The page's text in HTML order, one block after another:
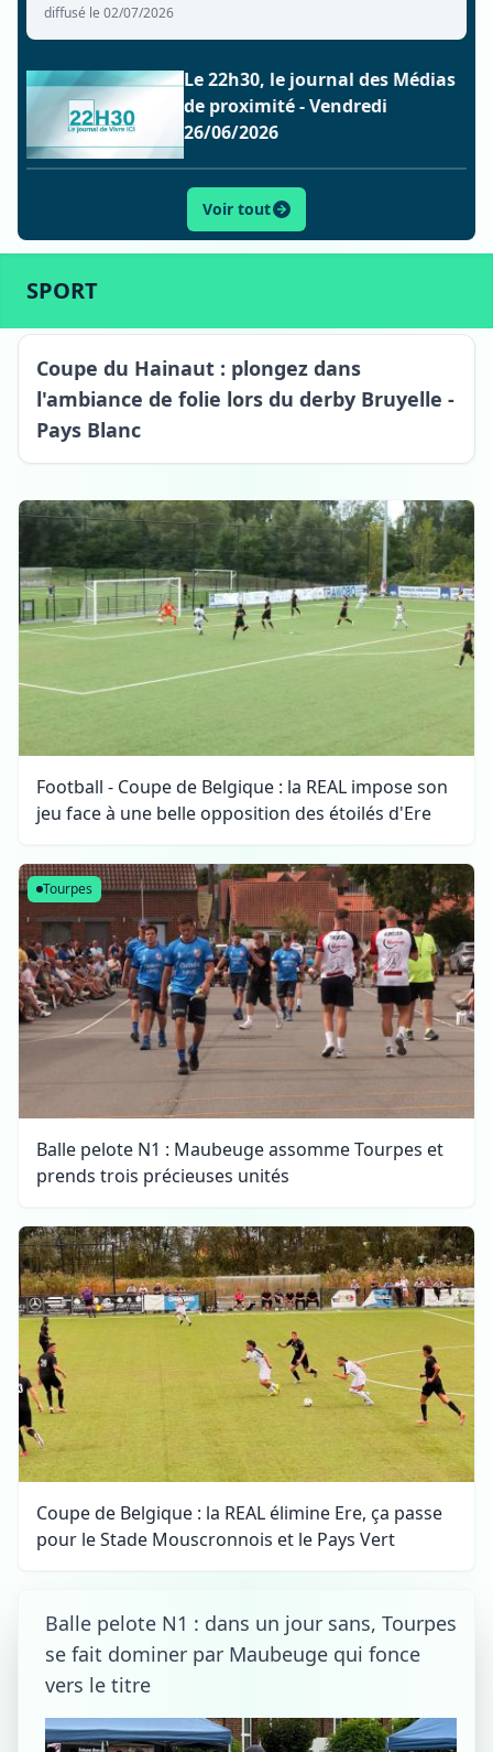
diffusé le 02/07/2026
Le 22h30, le journal des Médias
de proximité - Vendredi
26/06/2026
Voir tout
SPORT
Coupe du Hainaut : plongez dans
l'ambiance de folie lors du derby Bruyelle -
Pays Blanc
Football - Coupe de Belgique : la REAL impose son
jeu face à une belle opposition des étoilés d'Ere
Tourpes
Balle pelote N1 : Maubeuge assomme Tourpes et
prends trois précieuses unités
Coupe de Belgique : la REAL élimine Ere, ça passe
pour le Stade Mouscronnois et le Pays Vert
Balle pelote N1 : dans un jour sans, Tourpes
se fait dominer par Maubeuge qui fonce
vers le titre